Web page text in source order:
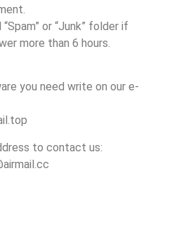
or “Junk” folder if
more than 6 hours.
you need write on our e-
to contact us: